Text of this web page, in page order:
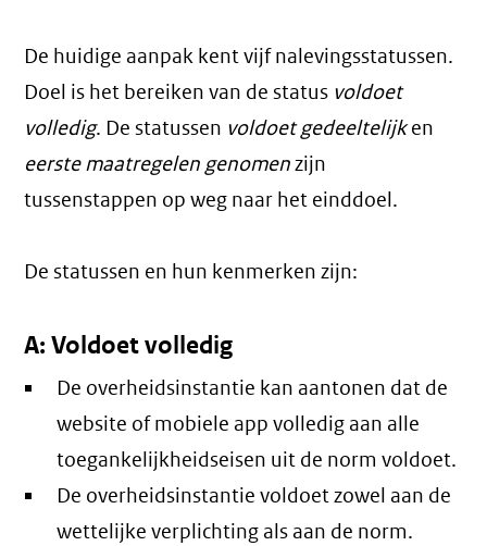
De huidige aanpak kent vijf nalevingsstatussen.
Doel is het bereiken van de status voldoet
volledig. De statussen voldoet gedeeltelijken
eerste maatregelen genomenzijn
tussenstappen op weg naar het einddoel.
De statussen en hun kenmerken zijn:
A: Voldoet volledig
De overheidsinstantie kan aantonen dat de
website of mobiele app volledig aan alle
toegankelijkheidseisen uit de norm voldoet.
De overheidsinstantie voldoet zowel aan de
wettelijke verplichting als aan de norm.